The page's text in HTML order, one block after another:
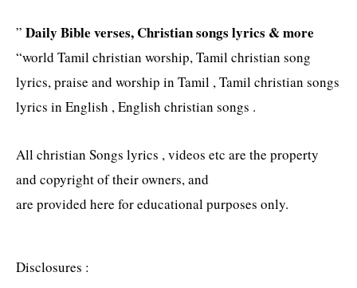
” Daily Bible verses, Christian songs lyrics & more
“world Tamil christian worship, Tamil christian song
lyrics, praise and worship in Tamil , Tamil christian songs
lyrics in English , English christian songs .
All christian Songs lyrics , videos etc are the property
and copyright of their owners, and
are provided here for educational purposes only.
Disclosures :